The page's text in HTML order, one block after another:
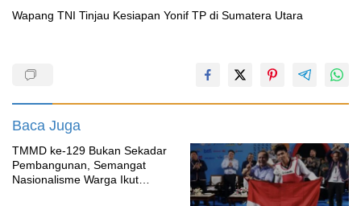
Wapang TNI Tinjau Kesiapan Yonif TP di Sumatera Utara
Baca Juga
TMMD ke-129 Bukan Sekadar
Pembangunan, Semangat
Nasionalisme Warga Ikut